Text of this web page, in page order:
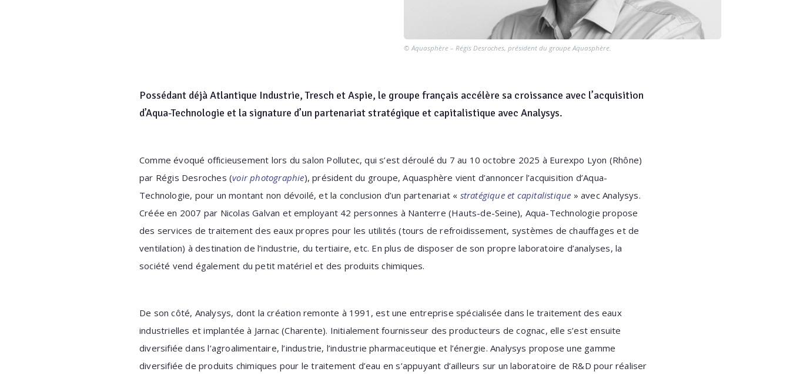
© Aquasphère – Régis Desroches, président du groupe Aquasphère.
Possédant déjà Atlantique Industrie, Tresch et Aspie, le groupe français accélère sa croissance avec l’acquisition
d’Aqua-Technologie et la signature d’un partenariat stratégique et capitalistique avec Analysys.
Comme évoqué officieusement lors du salon Pollutec, qui s’est déroulé du 7 au 10 octobre 2025 à Eurexpo Lyon (Rhône)
par Régis Desroches (voir photographie), président du groupe, Aquasphère vient d’annoncer l’acquisition d’Aqua-
Technologie, pour un montant non dévoilé, et la conclusion d’un partenariat « stratégique et capitalistique » avec Analysys.
Créée en 2007 par Nicolas Galvan et employant 42 personnes à Nanterre (Hauts-de-Seine), Aqua-Technologie propose
des services de traitement des eaux propres pour les utilités (tours de refroidissement, systèmes de chauffages et de
ventilation) à destination de l’industrie, du tertiaire, etc. En plus de disposer de son propre laboratoire d’analyses, la
société vend également du petit matériel et des produits chimiques.
De son côté, Analysys, dont la création remonte à 1991, est une entreprise spécialisée dans le traitement des eaux
industrielles et implantée à Jarnac (Charente). Initialement fournisseur des producteurs de cognac, elle s’est ensuite
diversifiée dans l’agroalimentaire, l’industrie, l’industrie pharmaceutique et l’énergie. Analysys propose une gamme
diversifiée de produits chimiques pour le traitement d’eau en s’appuyant d’ailleurs sur un laboratoire de R&D pour réaliser